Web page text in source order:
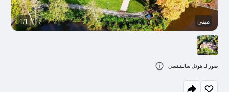
مبنى 1/1
صور لـ هوتل سالينينسي